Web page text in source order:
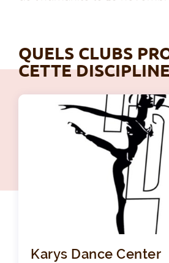
QUELS CLUBS
CETTE
Karys Dance Center